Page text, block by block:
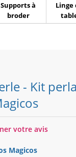
Supports à
broder
Linge
- Kit
votre avis
Magicos